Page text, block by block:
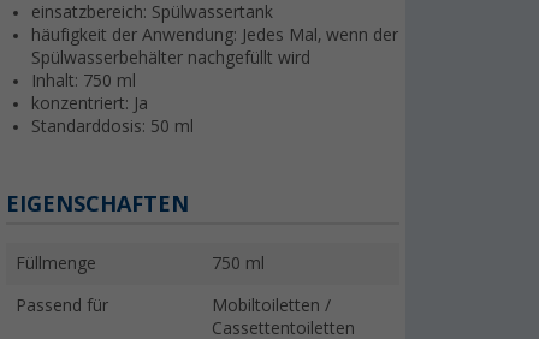
einsatzbereich: Spülwassertank
häufigkeit der Anwendung: Jedes Mal, wenn der
Spülwasserbehälter nachgefüllt wird
Inhalt: 750 ml
konzentriert: Ja
Standarddosis: 50 ml
EIGENSCHAFTEN
Füllmenge 750 ml
Passend für
Mobiltoiletten /
Cassettentoiletten